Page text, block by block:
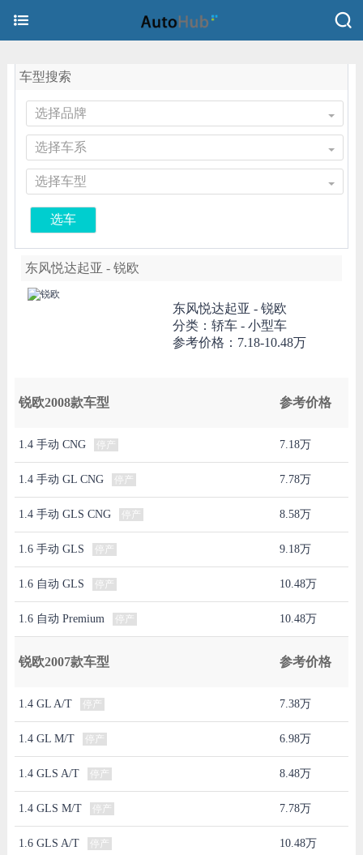
车型搜索
选择品牌
选择车系
选择车型
选车
东风悦达起亚 - 锐欧
东风悦达起亚 - 锐欧
分类：轿车 - 小型车
参考价格： 7.18-10.48万
锐欧2008款车型 参考价格
1.4 手动 CNG 停产 7.18万
1.4 手动 GL CNG 停产 7.78万
1.4 手动 GLS CNG 停产 8.58万
1.6 手动 GLS 停产 9.18万
1.6 自动 GLS 停产 10.48万
1.6 自动 Premium 停产 10.48万
锐欧2007款车型 参考价格
1.4 GL A/T 停产 7.38万
1.4 GL M/T 停产 6.98万
1.4 GLS A/T 停产 8.48万
1.4 GLS M/T 停产 7.78万
1.6 GLS A/T 停产 10.48万